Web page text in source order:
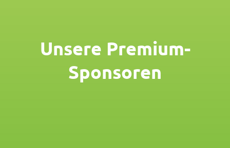
Unsere Premium-
Sponsoren